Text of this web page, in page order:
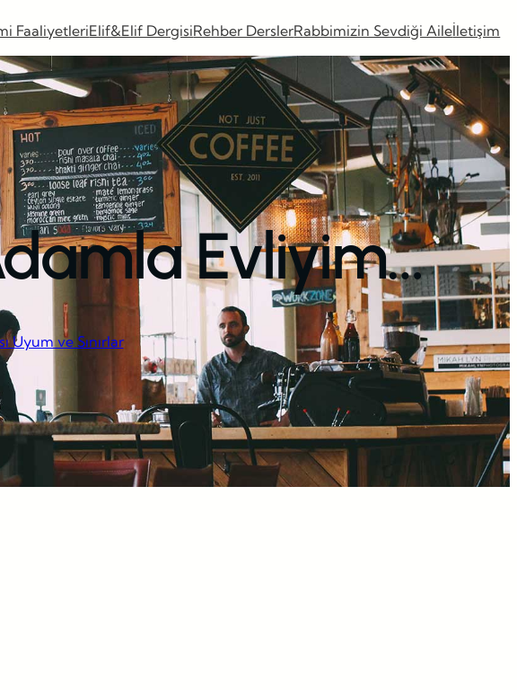
FaaliyetleriElif&Elif DergisiRehber DerslerRabbimizin Sevdiği Aileİletişim
Evliyim…
Uyum ve Sınırlar